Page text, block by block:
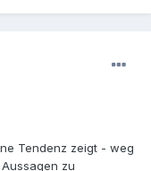
Tendenz zeigt - weg
zu